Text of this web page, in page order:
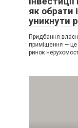
як обрати
уникнути
Придбання
приміщення — це
ринок